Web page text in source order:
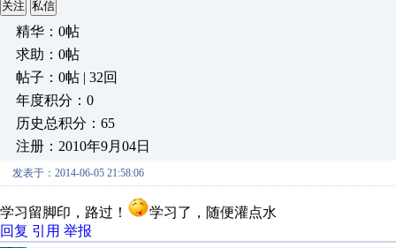
关注 私信
精华：0帖
求助：0帖
帖子：0帖 | 32回
年度积分：0
历史总积分：65
注册：2010年9月04日
发表于：2014-06-05 21:58:06
学习留脚印，路过！
学习了，随便灌点水
回复 引用 举报